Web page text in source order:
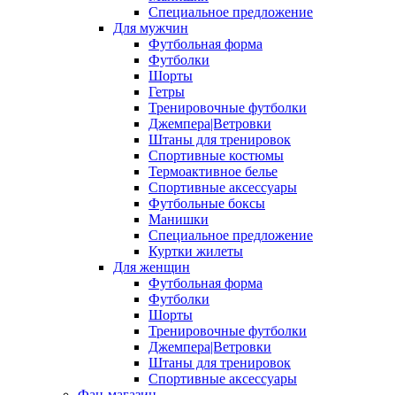
Специальное предложение
Для мужчин
Футбольная форма
Футболки
Шорты
Гетры
Тренировочные футболки
Джемпера|Ветровки
Штаны для тренировок
Спортивные костюмы
Термоактивное белье
Спортивные аксессуары
Футбольные боксы
Манишки
Специальное предложение
Куртки жилеты
Для женщин
Футбольная форма
Футболки
Шорты
Тренировочные футболки
Джемпера|Ветровки
Штаны для тренировок
Спортивные аксессуары